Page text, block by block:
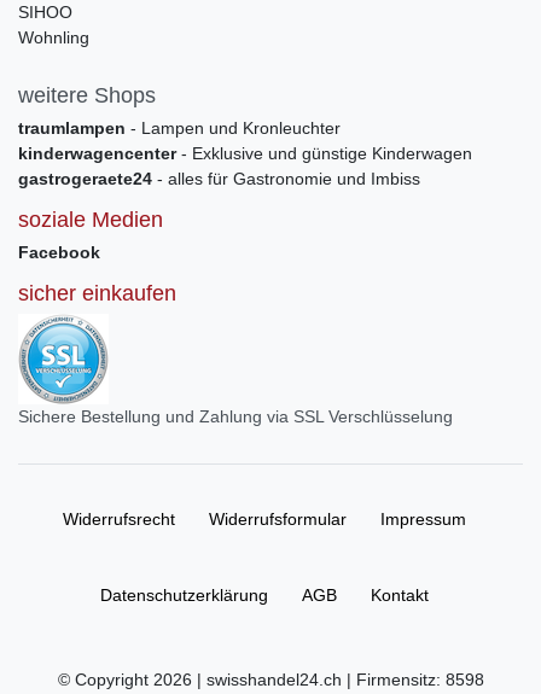
SIHOO
Wohnling
weitere Shops
traumlampen - Lampen und Kronleuchter
kinderwagencenter- Exklusive und günstige Kinderwagen
gastrogeraete24 - alles für Gastronomie und Imbiss
soziale Medien
Facebook
sicher einkaufen
Sichere Bestellung und Zahlung via SSL Verschlüsselung
Widerrufs­recht Widerrufs­formular Impressum
Daten­schutz­erklärung AGB Kontakt
© Copyright 2026 | swisshandel24.ch | Firmensitz: 8598